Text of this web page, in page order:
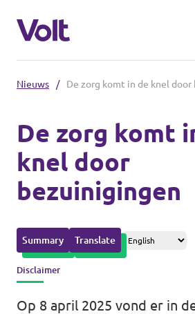
Volt Amsterdam
Volt Arnhem
Volt Delft
...alle Volt gemeenten
Afdelingen in de
Standpunten
Over Volt
Mensen
Nieuws / De zorg komt in de knel
De zorg komt
knel door
bezuinigingen
Summary Translate
Disclaimer
Op 8 april 2025 vond er in